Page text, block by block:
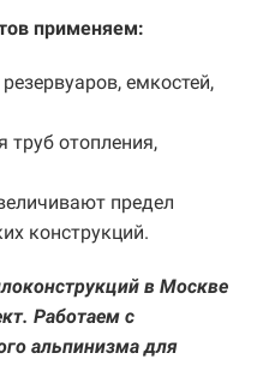
применяем:
емкостей,
труб отопления,
предел
конструкций.
в Москве
Работаем с
альпинизма для